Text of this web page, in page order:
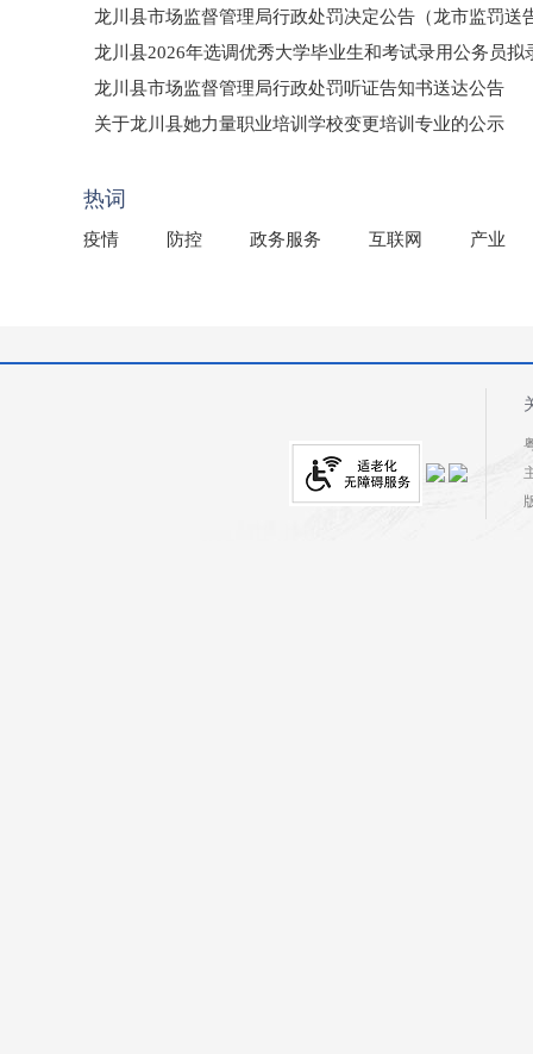
龙川县市场监督管理局行政处罚决定公告（龙市监罚送
龙川县2026年选调优秀大学毕业生和考试录用公务员拟
龙川县市场监督管理局行政处罚听证告知书送达公告
（龙市监罚送告〔2026〕71号）
关于龙川县她力量职业培训学校变更培训专业的公示
热词
疫情 防控 政务服务 互联网 产业